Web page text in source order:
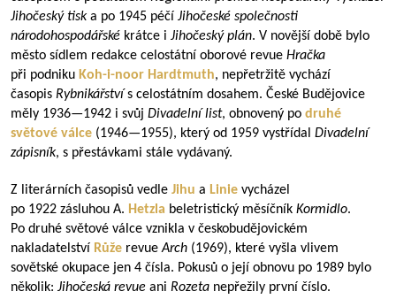
Jihočeský tiska po 1945 péčí Jihočeské společnosti
národohospodářské krátce i Jihočeský plán. V novější době bylo
město sídlem redakce celostátní oborové revue Hračka
při podniku Koh-i-noor Hardtmuth, nepřetržitě vychází
časopis Rybnikářstvís celostátním dosahem. České Budějovice
měly 1936—1942 i svůj Divadelní list, obnovený po druhé
světové válce (1946—1955), který od 1959 vystřídal Divadelní
zápisník, s přestávkami stále vydávaný.
Z literárních časopisů vedle Jihu a Linie vycházel
po 1922 zásluhou A. Hetzla beletristický měsíčník Kormidlo.
Po druhé světové válce vznikla v českobudějovickém
nakladatelství Růže revueArch (1969), které vyšla vlivem
sovětské okupace jen 4 čísla. Pokusů o její obnovu po 1989 bylo
několik: Jihočeská revue ani Rozeta nepřežily první číslo.